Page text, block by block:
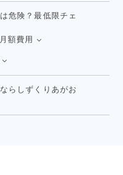
危険？最低限チェ
額費用
らしずくりあがお